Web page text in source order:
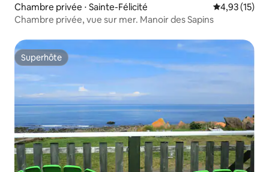
Chambre privée ⋅ Sainte-Félicité Évaluation
4,93 (15)
Chambre privée, vue sur mer. Manoir des Sapins
Superhôte
Superhôte